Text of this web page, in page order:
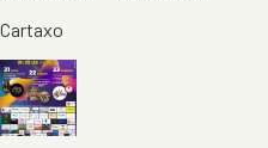
Cartaxo